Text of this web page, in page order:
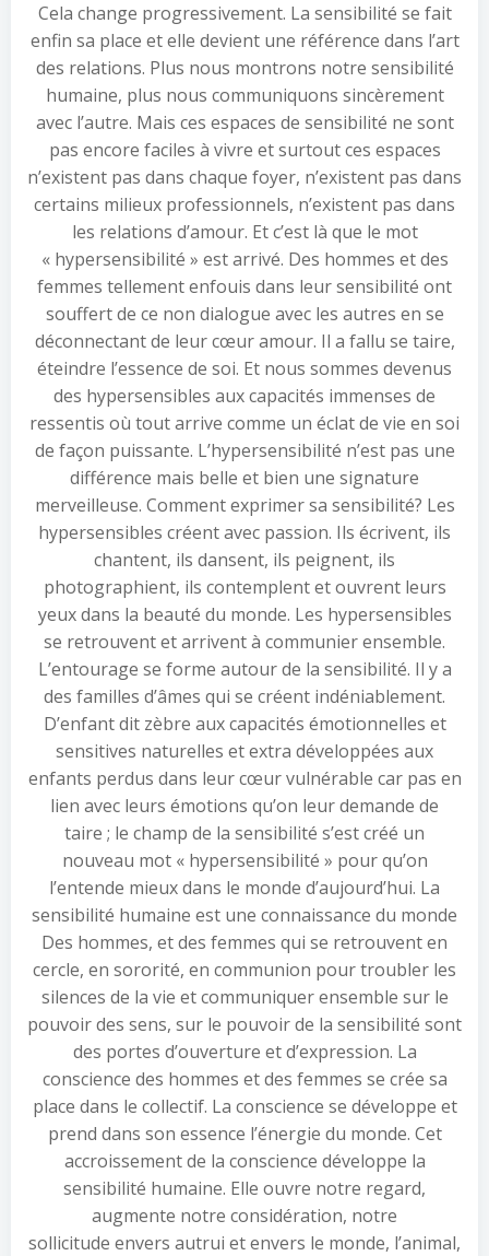
Cela change progressivement. La sensibilité se fait
enfin sa place et elle devient une référence dans l’art
des relations. Plus nous montrons notre sensibilité
humaine, plus nous communiquons sincèrement
avec l’autre. Mais ces espaces de sensibilité ne sont
pas encore faciles à vivre et surtout ces espaces
n’existent pas dans chaque foyer, n’existent pas dans
certains milieux professionnels, n’existent pas dans
les relations d’amour. Et c’est là que le mot
« hypersensibilité » est arrivé. Des hommes et des
femmes tellement enfouis dans leur sensibilité ont
souffert de ce non dialogue avec les autres en se
déconnectant de leur cœur amour. Il a fallu se taire,
éteindre l’essence de soi. Et nous sommes devenus
des hypersensibles aux capacités immenses de
ressentis où tout arrive comme un éclat de vie en soi
de façon puissante. L’hypersensibilité n’est pas une
différence mais belle et bien une signature
merveilleuse. Comment exprimer sa sensibilité? Les
hypersensibles créent avec passion. Ils écrivent, ils
chantent, ils dansent, ils peignent, ils
photographient, ils contemplent et ouvrent leurs
yeux dans la beauté du monde. Les hypersensibles
se retrouvent et arrivent à communier ensemble.
L’entourage se forme autour de la sensibilité. Il y a
des familles d’âmes qui se créent indéniablement.
D’enfant dit zèbre aux capacités émotionnelles et
sensitives naturelles et extra développées aux
enfants perdus dans leur cœur vulnérable car pas en
lien avec leurs émotions qu’on leur demande de
taire ; le champ de la sensibilité s’est créé un
nouveau mot « hypersensibilité » pour qu’on
l’entende mieux dans le monde d’aujourd’hui. La
sensibilité humaine est une connaissance du monde
Des hommes, et des femmes qui se retrouvent en
cercle, en sororité, en communion pour troubler les
silences de la vie et communiquer ensemble sur le
pouvoir des sens, sur le pouvoir de la sensibilité sont
des portes d’ouverture et d’expression. La
conscience des hommes et des femmes se crée sa
place dans le collectif. La conscience se développe et
prend dans son essence l’énergie du monde. Cet
accroissement de la conscience développe la
sensibilité humaine. Elle ouvre notre regard,
augmente notre considération, notre
sollicitude envers autrui et envers le monde, l’animal,